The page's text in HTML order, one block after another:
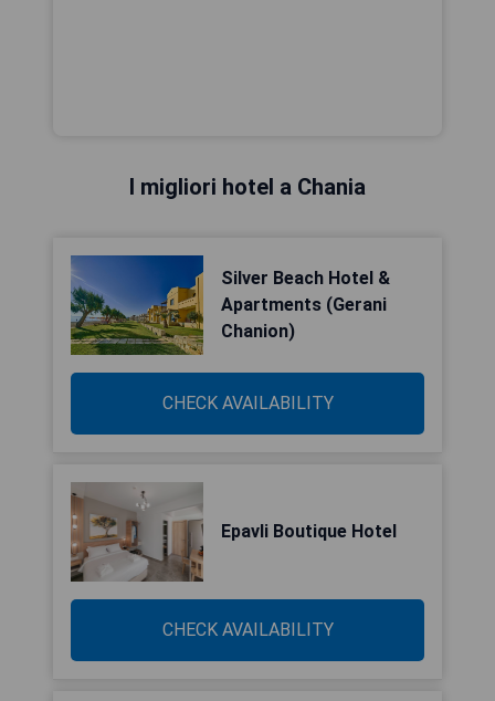
I migliori hotel a Chania
Silver Beach Hotel &
Apartments (Gerani
Chanion)
CHECK AVAILABILITY
Epavli Boutique Hotel
CHECK AVAILABILITY